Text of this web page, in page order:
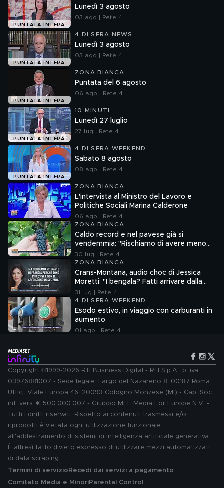
PUNTATA INTERA
Lunedì 3 agosto
03 ago | Rete 4
PUNTATA INTERA
4 DI SERA NEWS
Lunedì 3 agosto
03 ago | Rete 4
PUNTATA INTERA
ZONA BIANCA
Puntata del 6 agosto
06 ago | Rete 4
PUNTATA INTERA
10 MINUTI
Lunedì 27 luglio
27 lug | Rete 4
PUNTATA INTERA
4 DI SERA WEEKEND
Sabato 8 agosto
08 ago | Rete 4
ZONA BIANCA
L'intervista al Ministro del Lavoro e
Politiche Sociali Marina Calderone
06 ago | Rete 4
ZONA BIANCA
Caldo record e nel pavese già si
vendemmia: "Rischiamo di avere meno
vino"
30 lug | Rete 4
ZONA BIANCA
Crans-Montana, audio choc di Jessica
Moretti: "I bengala? Fatti arrivare dalla
Francia"
31 lug | Rete 4
4 DI SERA WEEKEND
Esodo estivo, in viaggio con carburanti in
aumento
01 ago | Rete 4
Copyright ©1999-2026 RTI Business Digital - RTI S.p.A.: p. iva
03976881007 - Sede legale: Largo del Nazareno 8, 00187 Roma.
Uffici: Viale Europa 46, 20093 Cologno Monzese (MI) - Cap. Soc.
int. vers. € 500.000.007 - Gruppo MFE Media For Europe N.V. -
Tutti i diritti riservati. Rispetto ai contenuti trasmessi e/o
riprodotti è vietata ogni utilizzazione funzionale
all'addestramento di sistemi di intelligenza artificiale generativa.
È altresì fatto divieto espresso di utilizzare mezzi automatizzati
di data scraping.
Termini di servizio Recedi dai servizi a pagamento
Comitato Media e MinoriParental Control